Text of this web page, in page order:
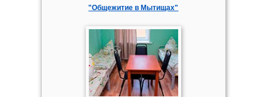
"Общежитие в Мытищах"